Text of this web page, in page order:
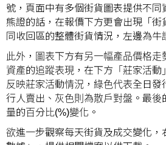
號，頁面中有多個街貨圖表提供不同
熊證的話，在報價下方更會出現「街
同收回區的整體街貨情況，左邊為牛
此外，圖表下方有另一幅產品價格走
資產的追蹤表現，在下方「莊家活動
反映莊家活動情況，綠色代表全日發
行人賣出、灰色則為散戶對盤。最後
量的百分比(%)變化。
欲進一步觀察每天街貨及成交變化，